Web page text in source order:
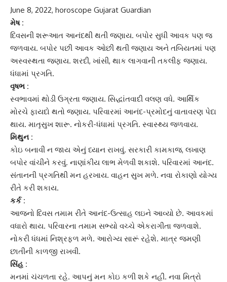
June 8, 2022, horoscope Gujarat Guardian
મેષ :
દિવસની શરૂઆત આનંદથી થતી જણાય. બપોર સુધી આવક પણ જ
જળવાય. બપોર પછી આવક ઓછી થતી જણાય અને તબિયતમાં પણ
અસ્વસ્થતા જણાય. શરદી, ખાંસી, થાક લાગવાની તકલીફ જણાય.
ધંધામાં પ્રગતિ.
વૃષભ :
સ્વભાવમાં થોડી ઉગ્રતા જણાય. સિદ્ધાંતવાદી વલણ વધે. આર્થિક
મોરચે ફાયદો થતો જણાય. પરિવારમાં આનંદ-પ્રમોદનું વાતાવરણ પેદા
થાય. માતૃસુખ શારૂ. નોકરી-ધંધામાં પ્રગતિ. સ્વાસ્થ્ય જળવાય.
મિથુન :
કોઇ બનાવી ન જાય એનું ધ્યાન રાખવું. સરકારી કામકાજ, લખાણ
બપોર વાંચીને કરવું. નાણાંકીય લાભ મેળવી શકાશે. પરિવારમાં આનંદ.
સંતાનની પ્રગતિથી મન હરખાય. વાહન સુખ મળે. નવા રોકાણો યોગ્ય
રીતે કરી શકાય.
કર્ક :
આજનો દિવસ તમામ રીતે આનંદ-ઉત્સાહ લઇને આવ્યો છે. આવકમાં
વધારો થાય. પરિવારના તમામ સભ્યો વચ્ચે એકરાગીતા જળવાશે.
નોકરી ધંધમાં નિશ્રફળ મળે. આરોગ્ય સારૂં રહેશે. માત્ર જમણી
છાતીની કાળજી રાખવી.
સિંહ :
મનમાં ચંચળતા રહે. આપનું મન કોઇ કળી શકે નહીં. નવા મિત્રો